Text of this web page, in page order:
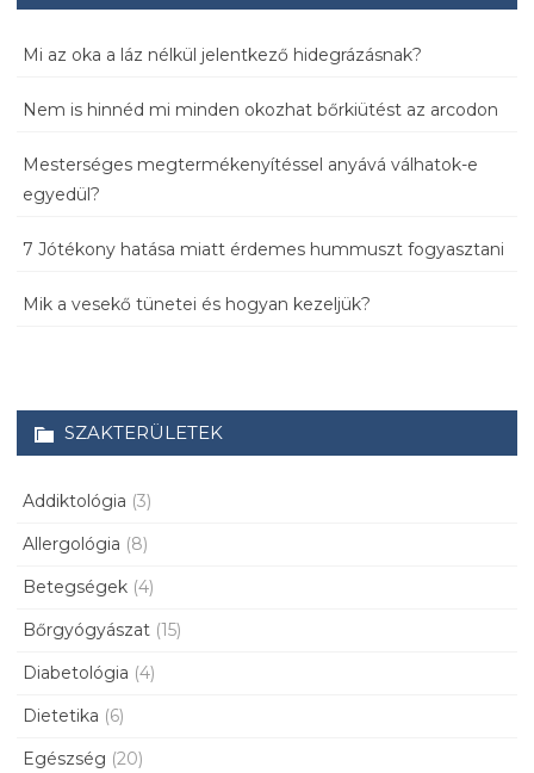
Mi az oka a láz nélkül jelentkező hidegrázásnak?
Nem is hinnéd mi minden okozhat bőrkiütést az arcodon
Mesterséges megtermékenyítéssel anyává válhatok-e
egyedül?
7 Jótékony hatása miatt érdemes hummuszt fogyasztani
Mik a vesekő tünetei és hogyan kezeljük?
SZAKTERÜLETEK
Addiktológia (3)
Allergológia (8)
Betegségek (4)
Bőrgyógyászat (15)
Diabetológia (4)
Dietetika (6)
Egészség (20)